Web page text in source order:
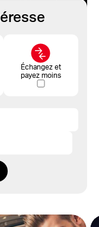
Échangez et
payez moins